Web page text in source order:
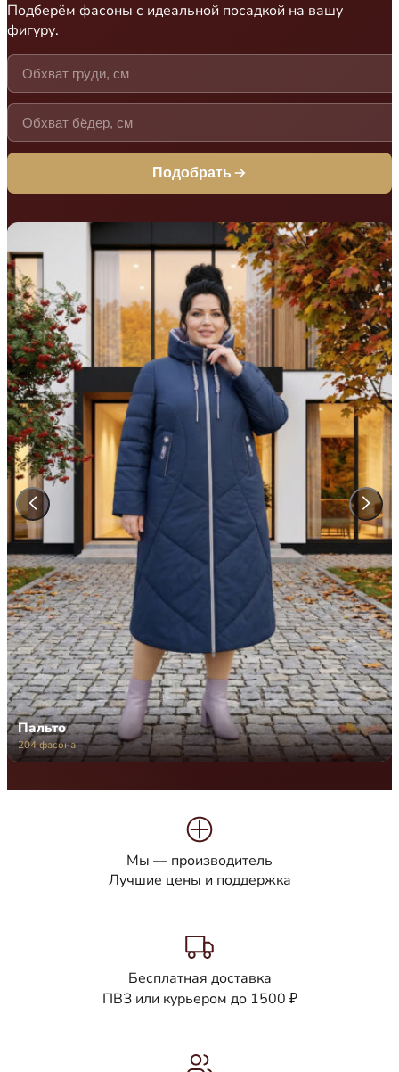
Подберём фасоны с идеальной посадкой на вашу
фигуру.
Подобрать
Пальто
204 фасона
Мы — производитель
Лучшие цены и поддержка
Бесплатная доставка
ПВЗ или курьером до 1500 ₽